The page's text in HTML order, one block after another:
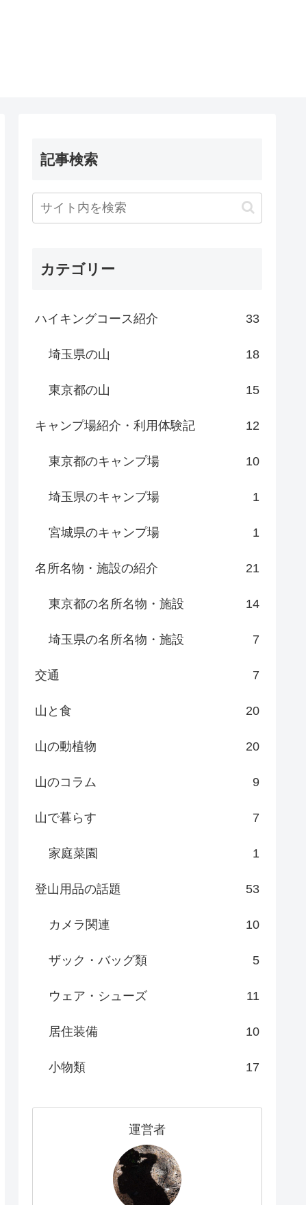
記事検索
カテゴリー
ハイキングコース紹介 33
埼玉県の山 18
東京都の山 15
キャンプ場紹介・利用体験記 12
東京都のキャンプ場 10
埼玉県のキャンプ場 1
宮城県のキャンプ場 1
名所名物・施設の紹介 21
東京都の名所名物・施設 14
埼玉県の名所名物・施設 7
交通 7
山と食 20
山の動植物 20
山のコラム 9
山で暮らす 7
家庭菜園 1
登山用品の話題 53
カメラ関連 10
ザック・バッグ類 5
ウェア・シューズ 11
居住装備 10
小物類 17
運営者